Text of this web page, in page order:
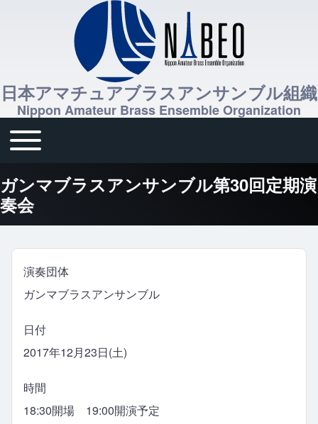
日本アマチュアブラスアンサンブル組織
Nippon Amateur Brass Ensemble Organization
メインナビゲーション
Toggle main menu
ガンマブラスアンサンブル第30回定期演
奏会
演奏団体
ガンマブラスアンサンブル
日付
2017年12月23日(土)
時間
18:30開場 19:00開演予定